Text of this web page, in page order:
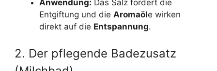
Anwendung: Das Salz fördert die
Entgiftung und die Aromaöle wirken
direkt auf die Entspannung.
2. Der pflegende Badezusatz